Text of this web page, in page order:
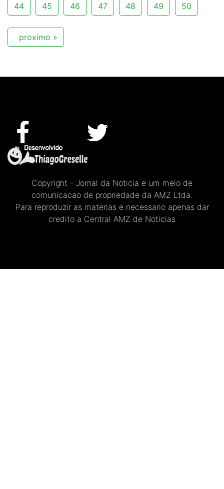
44 45 46 47 48 49 50
proximo »
Copyright - Jornal da Noticia e um meio de
comunicacao de propriedade da AMZ Ltda.
Para reproduzir as materias e necessario apenas dar
credito a Central AMZ de Noticias